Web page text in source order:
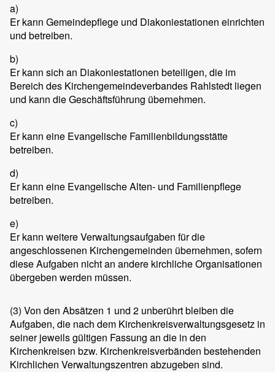
a)
Er kann Gemeindepflege und Diakoniestationen einrichten
und betreiben.
b)
Er kann sich an Diakoniestationen beteiligen, die im
Bereich des Kirchengemeindeverbandes Rahlstedt liegen
und kann die Geschäftsführung übernehmen.
c)
Er kann eine Evangelische Familienbildungsstätte
betreiben.
d)
Er kann eine Evangelische Alten- und Familienpflege
betreiben.
e)
Er kann weitere Verwaltungsaufgaben für die
angeschlossenen Kirchengemeinden übernehmen, sofern
diese Aufgaben nicht an andere kirchliche Organisationen
übergeben werden müssen.
(3) Von den Absätzen 1 und 2 unberührt bleiben die
Aufgaben, die nach dem Kirchenkreisverwaltungsgesetz in
seiner jeweils gültigen Fassung an die in den
Kirchenkreisen bzw. Kirchenkreisverbänden bestehenden
Kirchlichen Verwaltungszentren abzugeben sind.